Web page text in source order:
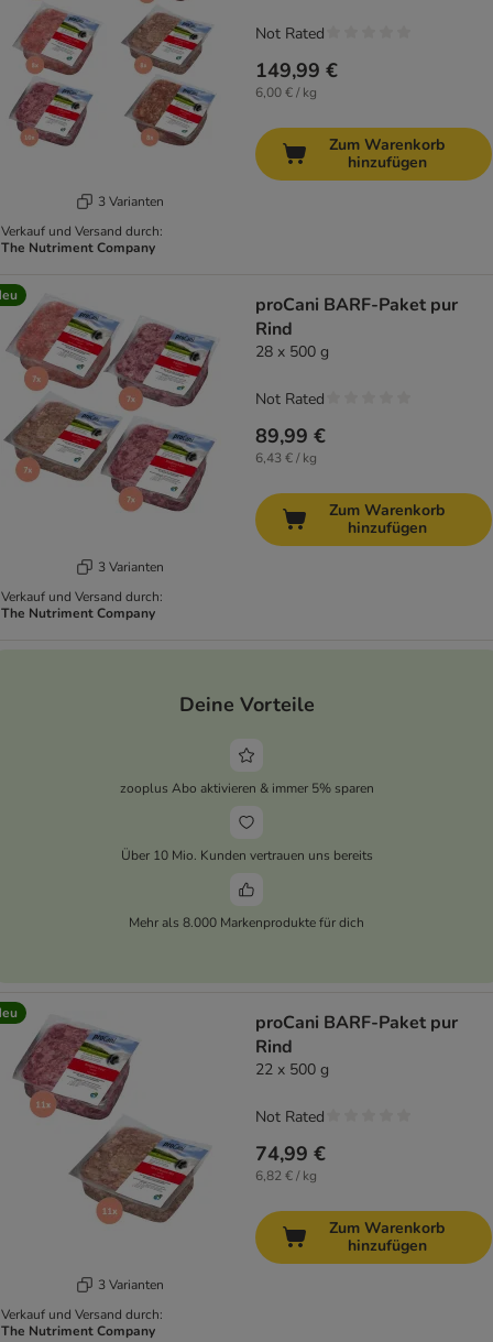
3 Varianten
Verkauf und Versand durch:
The Nutriment Company
149,99 €
6,00 € / kg
Not Rated
Zum Warenkorb
hinzufügen
3 Varianten
Verkauf und Versand durch:
The Nutriment Company
proCani BARF-Paket pur
Rind
28 x 500 g
89,99 €
6,43 € / kg
Not Rated
Zum Warenkorb
hinzufügen
Deine Vorteile
zooplus Abo aktivieren & immer 5% sparen
Über 10 Mio. Kunden vertrauen uns bereits
Mehr als 8.000 Markenprodukte für dich
3 Varianten
Verkauf und Versand durch:
The Nutriment Company
proCani BARF-Paket pur
Rind
22 x 500 g
74,99 €
6,82 € / kg
Not Rated
Zum Warenkorb
hinzufügen